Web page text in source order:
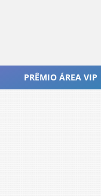
PRÊMIO ÁREA VIP